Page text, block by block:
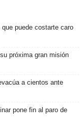
puede costarte caro
próxima gran misión
a cientos ante
pone fin al paro de